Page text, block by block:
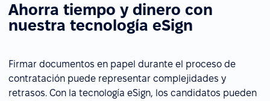
Ahorra tiempo y dinero con
nuestra tecnología eSign
Firmar documentos en papel durante el proceso de
contratación puede representar complejidades y
retrasos. Con la tecnología eSign, los candidatos pueden